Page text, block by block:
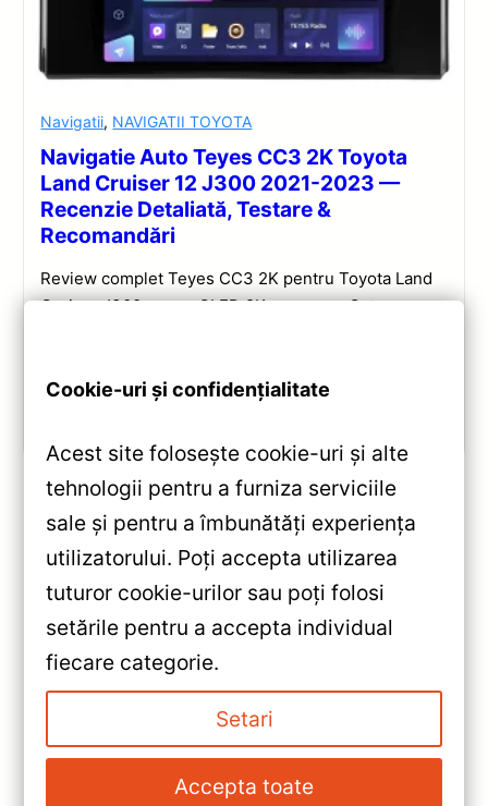
Navigatii, NAVIGATII TOYOTA
Navigatie Auto Teyes CC3 2K Toyota
Land Cruiser 12 J300 2021-2023 —
Recenzie Detaliată, Testare &
Recomandări
Review complet Teyes CC3 2K pentru Toyota Land
Cruiser J300: ecran QLED 2K, procesor Octa-core
«Navigație Auto Volkswagen
Scirocco 2008-2017 9″ QLED
6+128GB – Teyes CC2 Plus —
Recenzie Detaliată, Testare &
Recomandări
Navigație Teyes CC3 pentru
Volkswagen Scirocco —
Recenzie Detaliată, Testare &
Recomandări
Cookie-uri și confidențialitate
Acest site folosește cookie-uri și alte
tehnologii pentru a furniza serviciile
sale și pentru a îmbunătăți experiența
utilizatorului. Poți accepta utilizarea
tuturor cookie-urilor sau poți folosi
setările pentru a accepta individual
fiecare categorie.
Setari
Accepta toate